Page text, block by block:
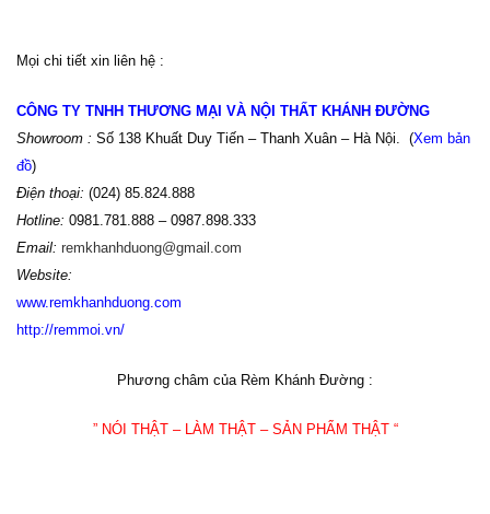
Mọi chi tiết xin liên hệ :
CÔNG TY TNHH THƯƠNG MẠI VÀ NỘI THẤT KHÁNH ĐƯỜNG
Showroom : Số 138 Khuất Duy Tiến – Thanh Xuân – Hà Nội. (Xem bản
đồ)
Điện thoại: (024) 85.824.888
Hotline: 0981.781.888 – 0987.898.333
Email: remkhanhduong@gmail.com
Website:
www.remkhanhduong.com
http://remmoi.vn/
Phương châm của Rèm Khánh Đường :
” NÓI THẬT – LÀM THẬT – SẢN PHẨM THẬT “